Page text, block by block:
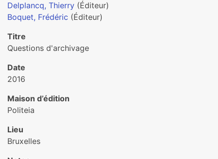
Delplancq, Thierry (Éditeur)
Boquet, Frédéric (Éditeur)
Titre
Questions d'archivage
Date
2016
Maison d’édition
Politeia
Lieu
Bruxelles